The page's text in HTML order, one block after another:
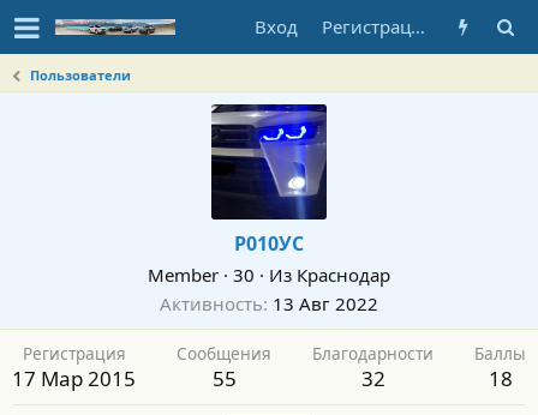
Вход Регистрация
Пользователи
Р010УС
Member · 30 · Из Краснодар
Активность 13 Авг 2022
Регистрация
17 Мар 2015
Сообщения
55
Благодарности
32
Баллы
18